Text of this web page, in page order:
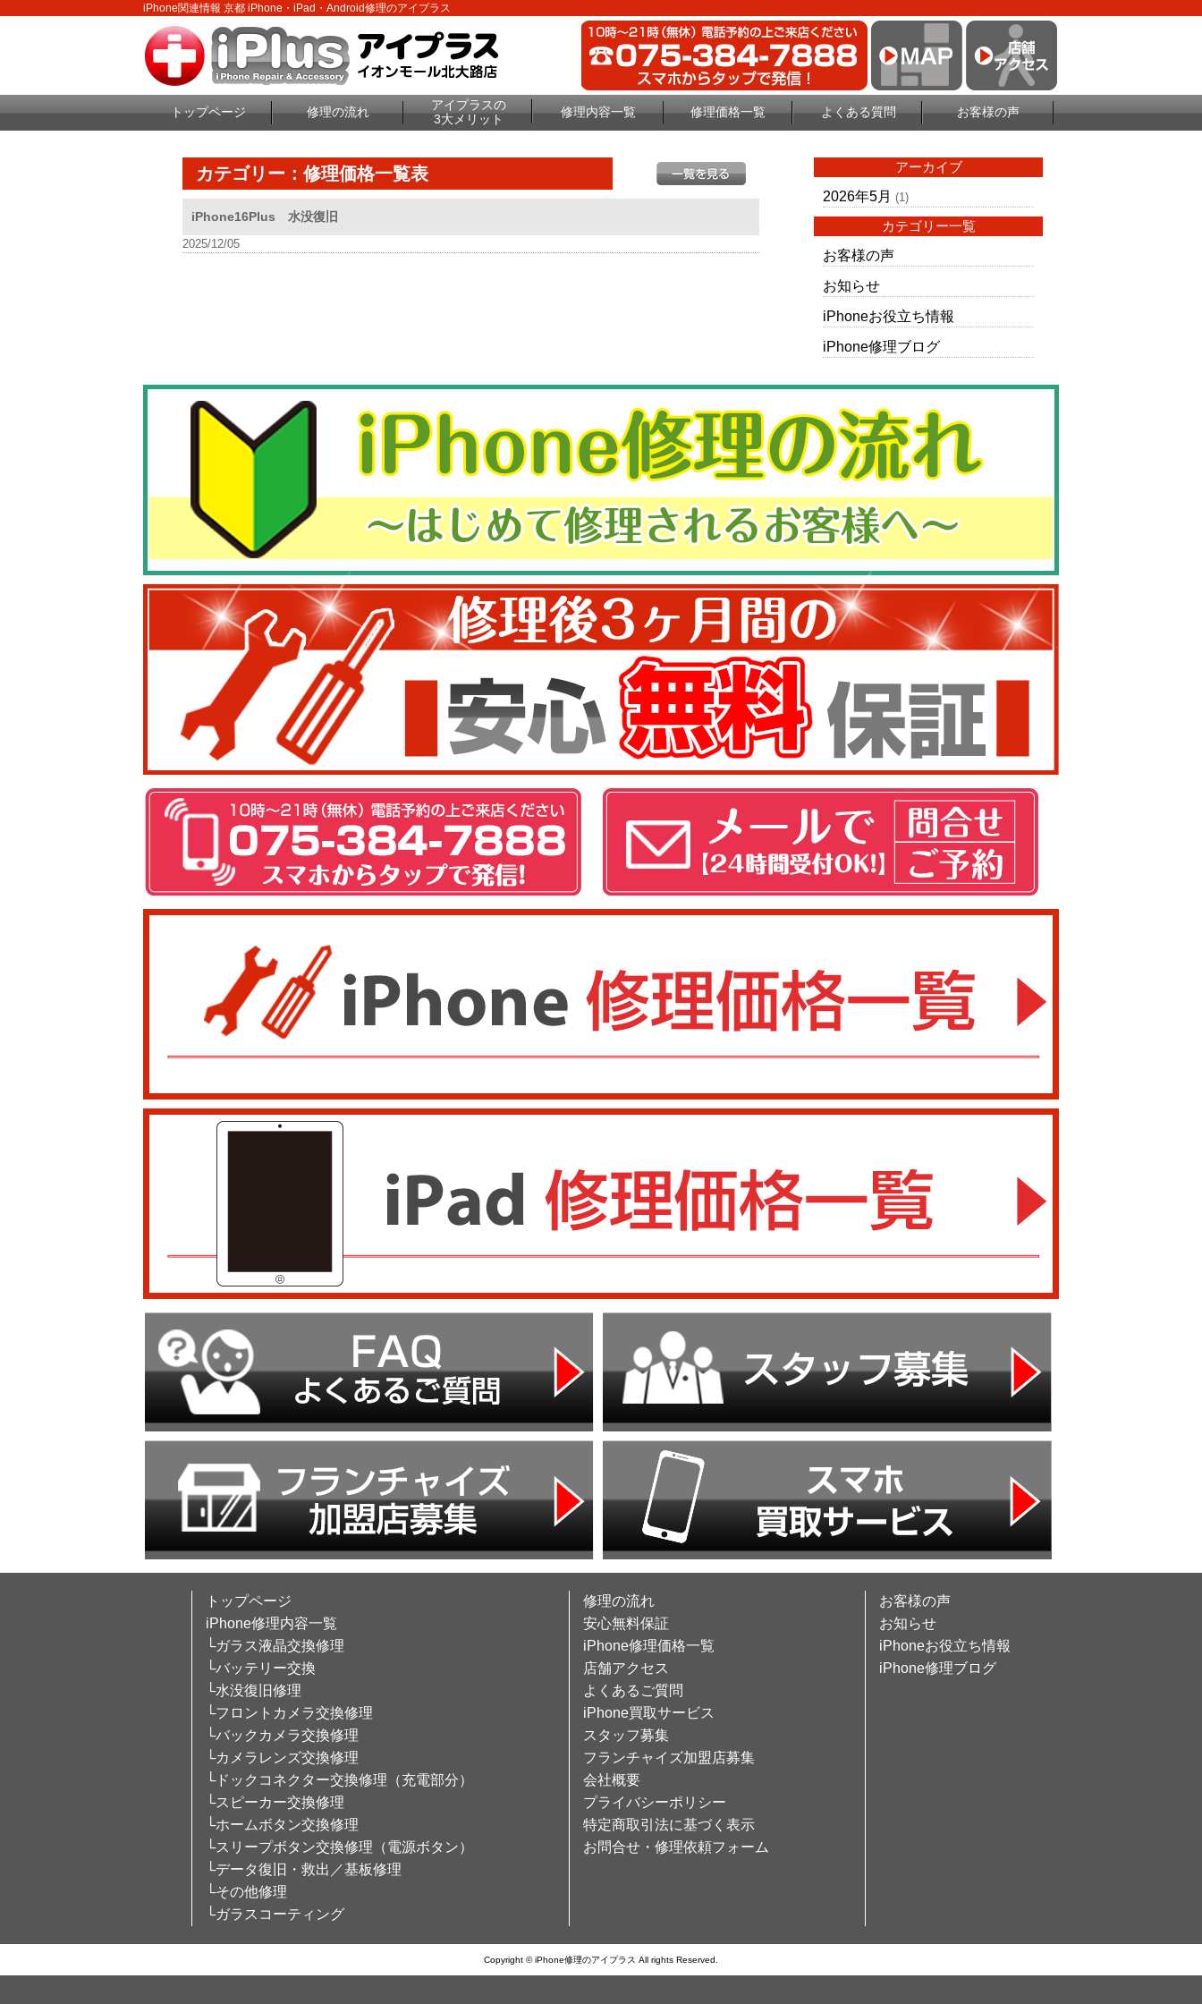
iPhone関連情報 京都 iPhone・iPad・Android修理のアイプラス
トップページ 修理の流れ
アイプラスの
3大メリット
修理内容一覧 修理価格一覧 よくある質問 お客様の声
カテゴリー：修理価格一覧表
iPhone16Plus 水没復旧
2025/12/05
アーカイブ
2026年5月 (1)
カテゴリー一覧
お客様の声
お知らせ
iPhoneお役立ち情報
iPhone修理ブログ
トップページ
iPhone修理内容一覧
└ガラス液晶交換修理
└バッテリー交換
└水没復旧修理
└フロントカメラ交換修理
└バックカメラ交換修理
└カメラレンズ交換修理
└ドックコネクター交換修理（充電部分）
└スピーカー交換修理
└ホームボタン交換修理
└スリープボタン交換修理（電源ボタン）
└データ復旧・救出／基板修理
└その他修理
└ガラスコーティング
修理の流れ
安心無料保証
iPhone修理価格一覧
店舗アクセス
よくあるご質問
iPhone買取サービス
スタッフ募集
フランチャイズ加盟店募集
会社概要
プライバシーポリシー
特定商取引法に基づく表示
お問合せ・修理依頼フォーム
お客様の声
お知らせ
iPhoneお役立ち情報
iPhone修理ブログ
Copyright © iPhone修理のアイプラス All rights Reserved.